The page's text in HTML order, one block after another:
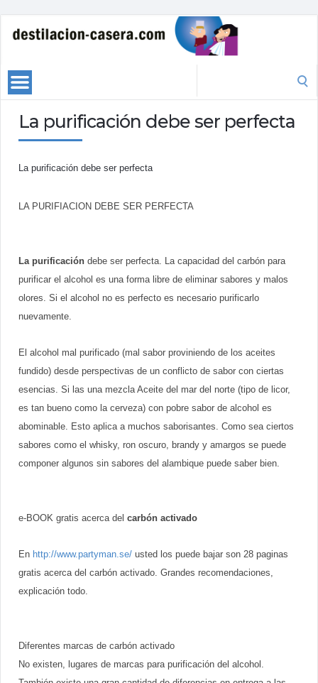
La purificación debe ser perfecta
La purificación debe ser perfecta
LA PURIFIACION DEBE SER PERFECTA
La purificación debe ser perfecta. La capacidad del carbón para
purificar el alcohol es una forma libre de eliminar sabores y malos
olores. Si el alcohol no es perfecto es necesario purificarlo
nuevamente.
El alcohol mal purificado (mal sabor proviniendo de los aceites
fundido) desde perspectivas de un conflicto de sabor con ciertas
esencias. Si las una mezcla Aceite del mar del norte (tipo de licor,
es tan bueno como la cerveza) con pobre sabor de alcohol es
abominable. Esto aplica a muchos saborisantes. Como sea ciertos
sabores como el whisky, ron oscuro, brandy y amargos se puede
componer algunos sin sabores del alambique puede saber bien.
e-BOOK gratis acerca del carbón activado
En http://www.partyman.se/ usted los puede bajar son 28 paginas
gratis acerca del carbón activado. Grandes recomendaciones,
explicación todo.
Diferentes marcas de carbón activado
No existen, lugares de marcas para purificación del alcohol.